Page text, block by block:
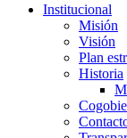
Institucional
Misión
Visión
Plan
Historia